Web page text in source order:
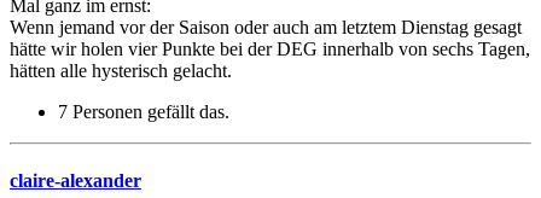
Mal ganz im ernst:
Wenn jemand vor der Saison oder auch am letztem Dienstag gesagt
hätte wir holen vier Punkte bei der DEG innerhalb von sechs Tagen,
hätten alle hysterisch gelacht.
7 Personen gefällt das.
claire-alexander